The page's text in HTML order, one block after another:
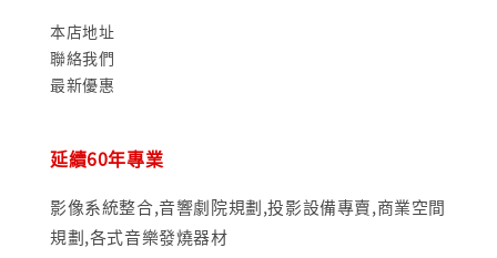
本店地址
聯絡我們
最新優惠
延續60年專業
影像系統整合,音響劇院規劃,投影設備專賣,商業空間
規劃,各式音樂發燒器材